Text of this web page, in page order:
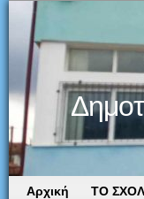
Αρχική ΤΟ